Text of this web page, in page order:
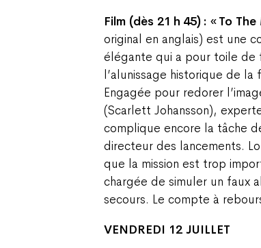
Film (dès 21 h 45) : « To
original en anglais) est une
élégante qui a pour toile de
l’alunissage historique de
Engagée pour redorer
(Scarlett Johansson),
complique encore la tâche
directeur des lancements.
que la mission est trop
chargée de simuler un faux
secours. Le compte à
VENDREDI 12 JUILLET